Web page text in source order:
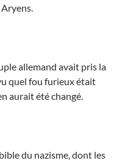
allemand avait pris la
quel fou furieux était
aurait été changé.
du nazisme, dont les